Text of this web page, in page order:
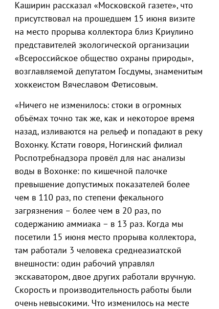
Каширин рассказал «Московской газете», что
присутствовал на прошедшем 15 июня визите
на место прорыва коллектора близ Криулино
представителей экологической организации
«Всероссийское общество охраны природы»,
возглавляемой депутатом Госдумы, знаменитым
хоккеистом Вячеславом Фетисовым.
«Ничего не изменилось: стоки в огромных
объёмах точно так же, как и некоторое время
назад, изливаются на рельеф и попадают в реку
Вохонку. Кстати говоря, Ногинский филиал
Роспотребнадзора провёл для нас анализы
воды в Вохонке: по кишечной палочке
превышение допустимых показателей более
чем в 110 раз, по степени фекального
загрязнения – более чем в 20 раз, по
содержанию аммиака – в 13 раз. Когда мы
посетили 15 июня место прорыва коллектора,
там работали 3 человека среднеазиатской
внешности: один рабочий управлял
экскаватором, двое других работали вручную.
Скорость и производительность работы были
очень невысокими. Что изменилось на месте